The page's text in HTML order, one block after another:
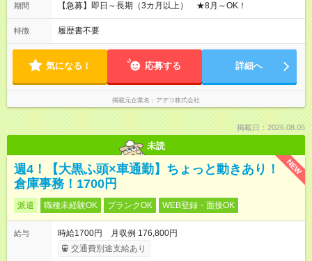
期間 【急募】即日～長期（3カ月以上） ★8月～OK！
特徴 履歴書不要
気になる！ 応募する 詳細へ
掲載元企業名 アデコ株式会社
掲載日：2026.08.05
未読
NEW
週4！【大黒ふ頭×車通勤】ちょっと動きあり！
倉庫事務！1700円
派遣 職種未経験OK ブランクOK WEB登録・面接OK
給与
時給1700円 月収例 176,800円
交通費別途支給あり